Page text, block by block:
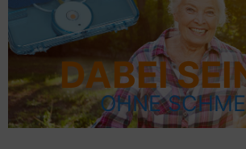
DABEI
OHNE